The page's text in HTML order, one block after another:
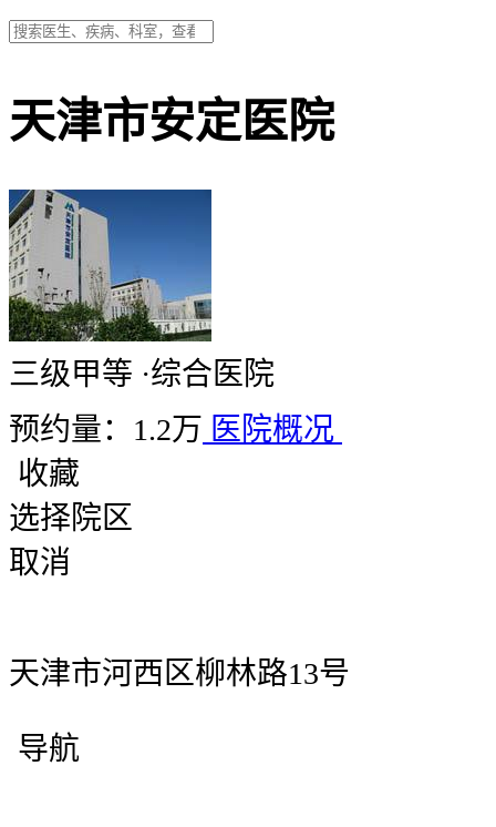
天津市安定医院
三级甲等 ·综合医院
预约量：1.2万 医院概况
收藏
选择院区
取消
天津市河西区柳林路13号
导航